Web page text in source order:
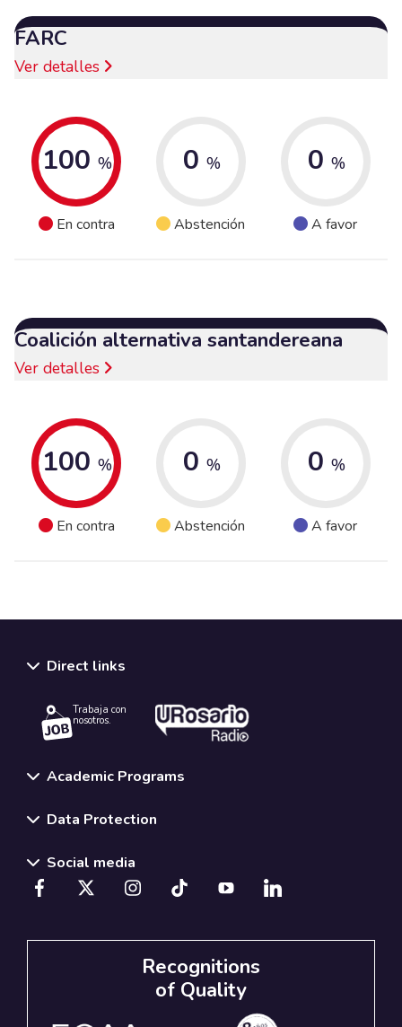
FARC
Ver detalles
100 %
En contra
0 %
Abstención
0 %
A favor
Coalición alternativa santandereana
Ver detalles
100 %
En contra
0 %
Abstención
0 %
A favor
Direct links
Trabaja con
nosotros.
Academic Programs
Data Protection
Social media
Recognitions
of Quality